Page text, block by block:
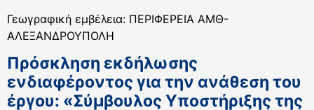
Γεωγραφική εμβέλεια: ΠΕΡΙΦΕΡΕΙΑ ΑΜΘ-
ΑΛΕΞΑΝΔΡΟΥΠΟΛΗ
Πρόσκληση εκδήλωσης
ενδιαφέροντος για την ανάθεση του
έργου: «Σύμβουλος Υποστήριξης της